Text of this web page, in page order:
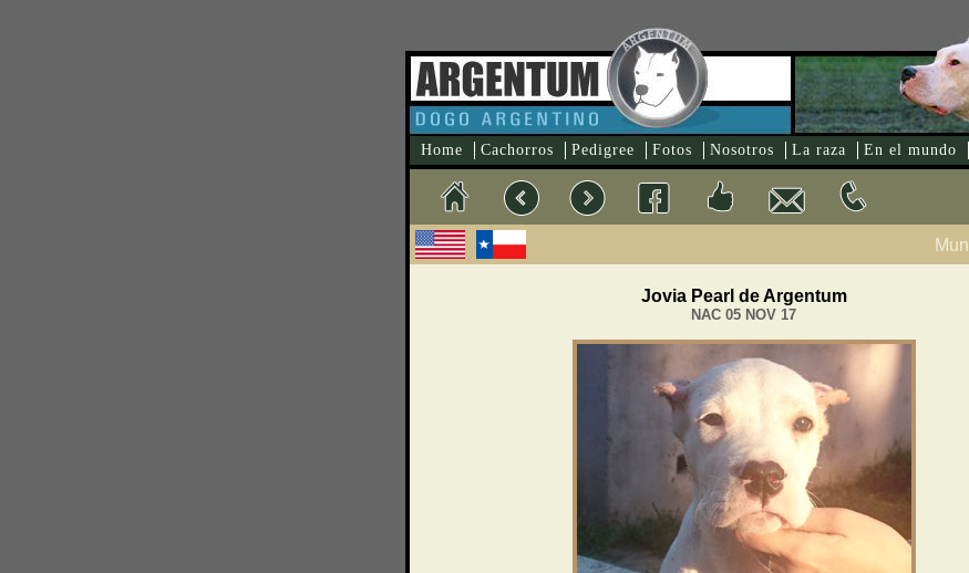
Home Cachorros Pedigree Fotos Nosotros La raza En el mundo
Jovia Pearl de Argentum
NAC 05 NOV 17